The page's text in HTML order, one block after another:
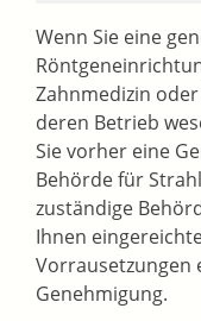
Wenn Sie eine
Zahnmedizin
deren Betrieb
Sie vorher eine
Behörde für
zuständige
Ihnen
Vorrausetzungen
Genehmigung.